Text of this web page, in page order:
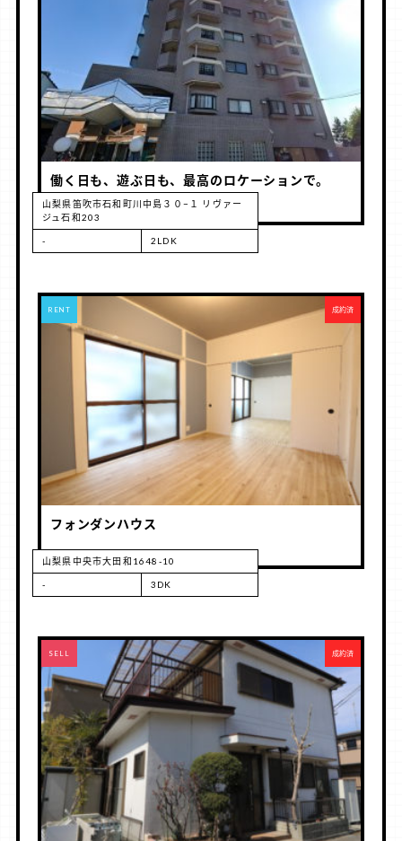
働く日も、遊ぶ日も、最高のロケーションで。
山梨県笛吹市石和町川中島３０−１ リヴァー
ジュ石和203
- 2LDK
RENT 成約済
フォンダンハウス
山梨県中央市大田和1648-10
- 3DK
RENT
SELL 成約済